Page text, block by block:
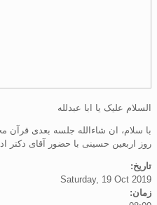
یا ابا عبدلله
ان شاءالله جلسه بعدی قرآن محفل
حسینی با حضور آقای دکتر ادیب به
Saturday, 19